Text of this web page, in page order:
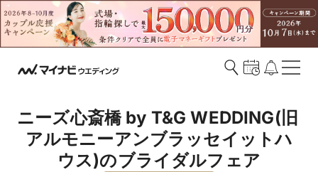
ニーズ心斎橋 by T&G WEDDING(旧
アルモニーアンブラッセイットハ
ウス)のブライダルフェア